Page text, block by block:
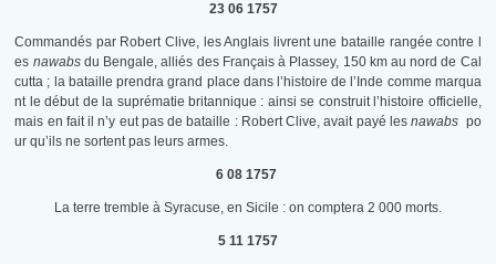
23 06 1757
Commandés par Robert Clive, les Anglais livrent une bataille rangée contre l
es nawabs du Bengale, alliés des Français à Plassey, 150 km au nord de Cal
cutta ; la bataille prendra grand place dans l’histoire de l’Inde comme marqua
nt le début de la suprématie britannique : ainsi se construit l’histoire officielle,
mais en fait il n’y eut pas de bataille : Robert Clive, avait payé lesnawabs po
ur qu’ils ne sortent pas leurs armes.
6 08 1757
La terre tremble à Syracuse, en Sicile : on comptera 2 000 morts.
5 11 1757